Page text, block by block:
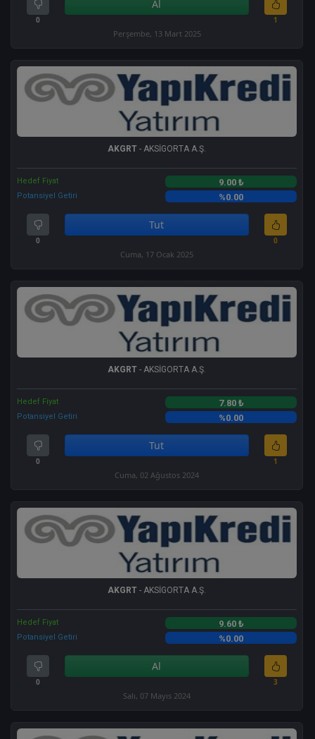
0
Al
1
Perşembe, 13 Mart 2025
AKGRT - AKSİGORTA A.Ş.
Hedef Fiyat 9.00 ₺
Potansiyel Getiri %0.00
0
Tut
0
Cuma, 17 Ocak 2025
AKGRT - AKSİGORTA A.Ş.
Hedef Fiyat 7.80 ₺
Potansiyel Getiri %0.00
0
Tut
1
Cuma, 02 Ağustos 2024
AKGRT - AKSİGORTA A.Ş.
Hedef Fiyat 9.60 ₺
Potansiyel Getiri %0.00
0
Al
3
Salı, 07 Mayıs 2024